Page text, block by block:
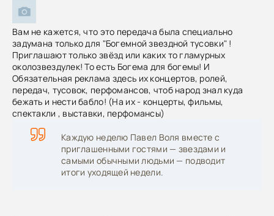
Вам не кажется, что это передача была специально
задумана только для "Богемной звездной тусовки" !
Приглашают только звёзд или каких то гламурных
околозвездулек! То есть Богема для богемы! И
Обязательная реклама здесь их концертов, ролей,
передач, тусовок, перфомансов, чтоб народ знал куда
бежать и нести бабло! (На их - концерты, фильмы,
спектакли , выставки, перфомансы)
Каждую неделю Павел Воля вместе с
приглашенными гостями — звездами и
самыми обычными людьми — подводит
итоги уходящей недели.